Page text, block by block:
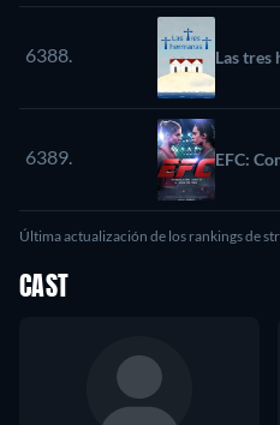
6388. Las tres
6389. EFC:
Última actualización de los rankings de
CAST